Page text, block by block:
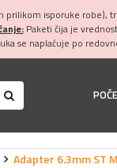
prilikom isporuke robe),
Paketi čija je
se naplaćuje po
Adapter 6.3mm ST